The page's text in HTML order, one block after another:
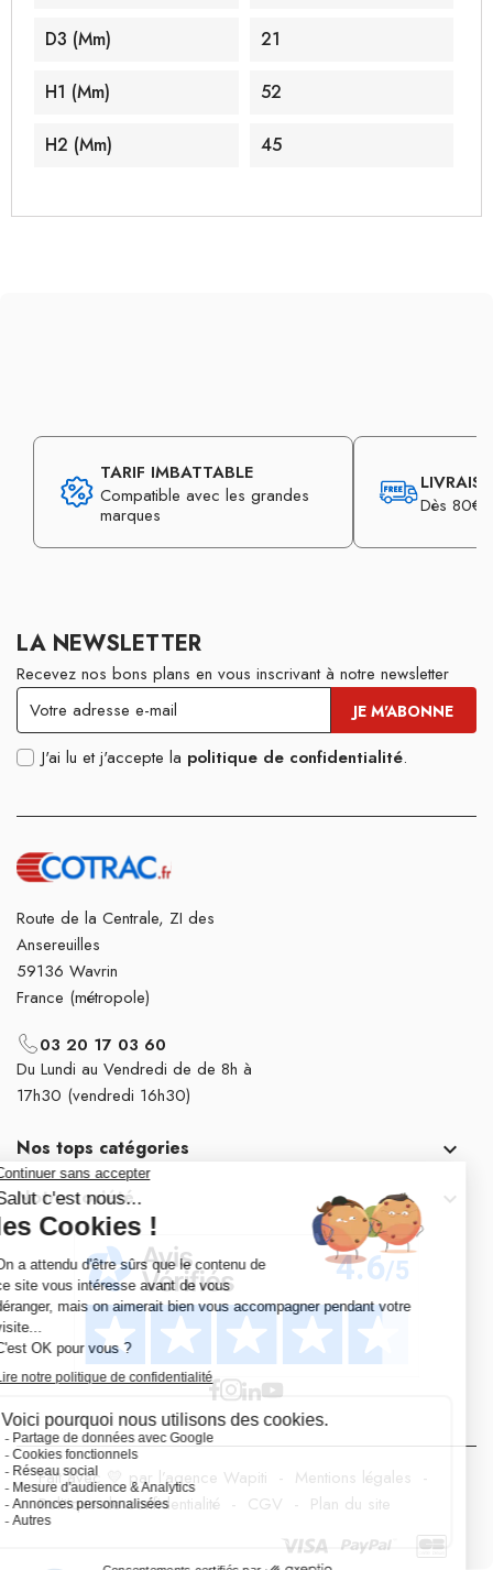
D3 (mm) 21
H1 (mm) 52
H2 (mm) 45
TARIF IMBATTABLE
Compatible avec les grandes
marques
Dès 80€
LA NEWSLETTER
Recevez nos bons plans en vous inscrivant à notre newsletter
J'ai lu et j'accepte la politique de confidentialité.
Route de la Centrale, ZI des
Ansereuilles
59136 Wavrin
France (métropole)
03 20 17 03 60
Du Lundi au Vendredi de de 8h à
17h30 (vendredi 16h30)
Nos tops catégories 
Notre société 
Fait avec 💛 par l’agence Wapiti - Mentions légales -
Politique de confidentialité - CGV - Plan du site